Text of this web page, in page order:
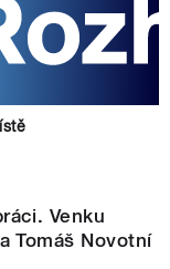
Venku
Tomáš Novotní